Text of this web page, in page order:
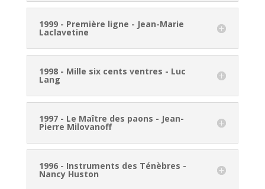
1999 - Première ligne - Jean-Marie
Laclavetine
1998 - Mille six cents ventres - Luc
Lang
1997 - Le Maître des paons - Jean-
Pierre Milovanoff
1996 - Instruments des Ténèbres -
Nancy Huston